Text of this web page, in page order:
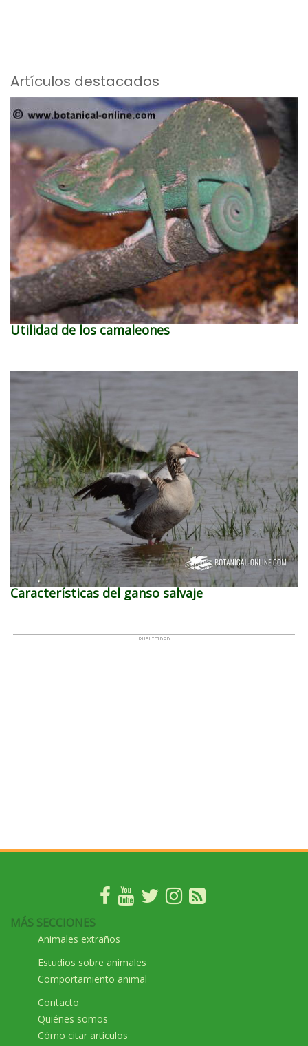
Artículos destacados
Utilidad de los camaleones
Características del ganso salvaje
MÁS SECCIONES
Animales extraños
Estudios sobre animales
Comportamiento animal
Contacto
Quiénes somos
Cómo citar artículos